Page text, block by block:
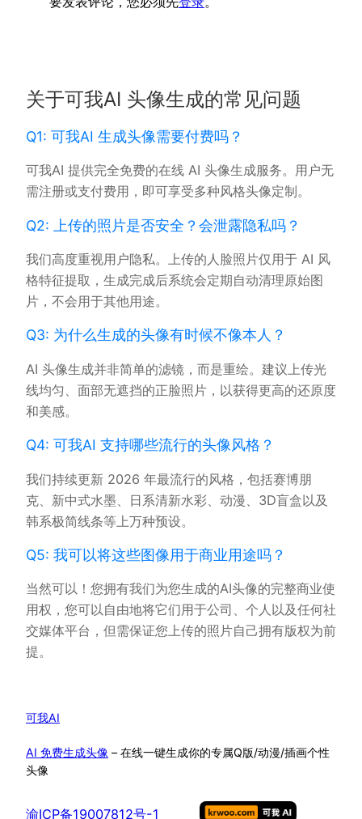
关于可我AI 头像生成的常见问题
Q1: 可我AI 生成头像需要付费吗？
可我AI 提供完全免费的在线 AI 头像生成服务。用户无
需注册或支付费用，即可享受多种风格头像定制。
Q2: 上传的照片是否安全？会泄露隐私吗？
我们高度重视用户隐私。上传的人脸照片仅用于 AI 风
格特征提取，生成完成后系统会定期自动清理原始图
片，不会用于其他用途。
Q3: 为什么生成的头像有时候不像本人？
AI 头像生成并非简单的滤镜，而是重绘。建议上传光
线均匀、面部无遮挡的正脸照片，以获得更高的还原度
和美感。
Q4: 可我AI 支持哪些流行的头像风格？
我们持续更新 2026 年最流行的风格，包括赛博朋
克、新中式水墨、日系清新水彩、动漫、3D盲盒以及
韩系极简线条等上万种预设。
Q5: 我可以将这些图像用于商业用途吗？
当然可以！您拥有我们为您生成的AI头像的完整商业使
用权，您可以自由地将它们用于公司、个人以及任何社
交媒体平台，但需保证您上传的照片自己拥有版权为前
提。
可我AI
AI 免费生成头像 – 在线一键生成你的专属Q版/动漫/插画个性
头像
渝ICP备19007812号-1